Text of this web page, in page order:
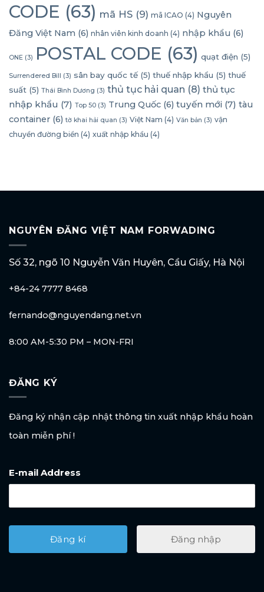
CODE (63) mã HS (9) mã ICAO (4) Nguyên
Đăng Việt Nam (6) nhân viên kinh doanh (4) nhập khẩu (6)
ONE (3) POSTAL CODE (63) quạt điện (5)
Surrendered Bill (3) sân bay quốc tế (5) thuế nhập khẩu (5) thuế
suất (5) Thái Bình Dương (3) thủ tục hải quan (8) thủ tục
nhập khẩu (7) Top 50 (3) Trung Quốc (6) tuyến mới (7) tàu
container (6) tờ khai hải quan (3) Việt Nam (4) Văn bản (3) vận
chuyển đường biển (4) xuất nhập khẩu (4)
NGUYÊN ĐĂNG VIỆT NAM FORWADING
Số 32, ngõ 10 Nguyễn Văn Huyên, Cầu Giấy, Hà Nội
+84-24 7777 8468
fernando@nguyendang.net.vn
8:00 AM-5:30 PM – MON-FRI
ĐĂNG KÝ
Đăng ký nhận cập nhật thông tin xuất nhập khẩu hoàn
toàn miễn phí !
E-mail Address
Đăng nhập